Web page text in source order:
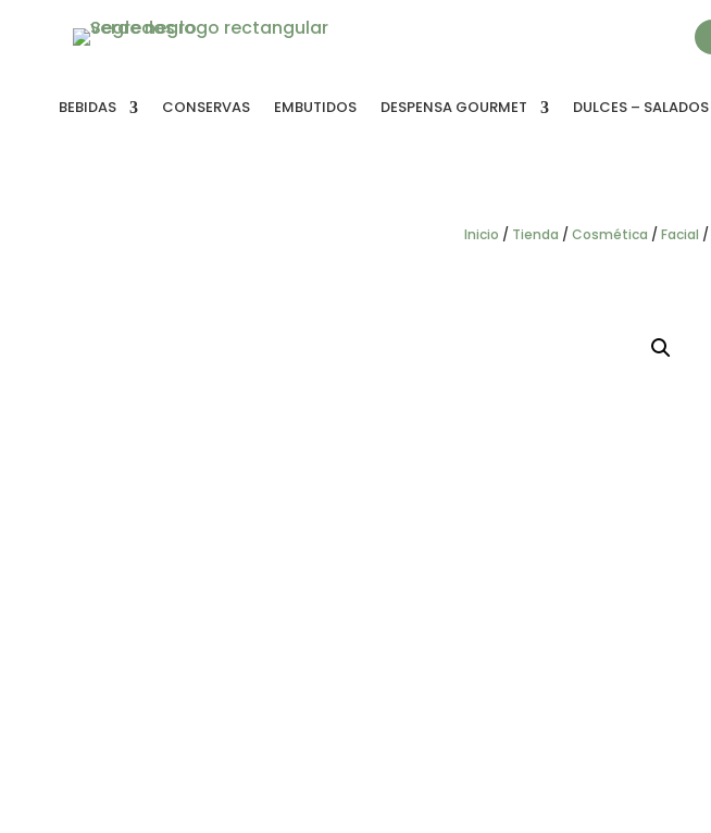
BEBIDAS CONSERVAS EMBUTIDOS DESPENSA GOURMET DULCES – SALADOS
Inicio / Tienda / Cosmética / Facial /